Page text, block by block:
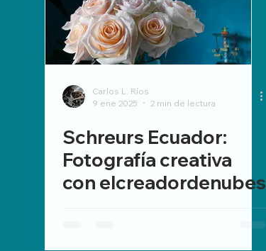
Carlos L. Ríos
9 ene 2025
2 min de lectura
Schreurs Ecuador:
Fotografía creativa
con elcreadordenubes